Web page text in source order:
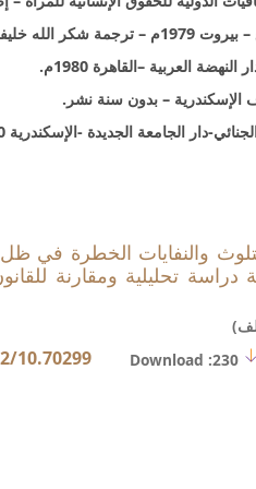
القاضي الجنائي –دراسة مقارنة-
والنفايات الخطرة في
دراسة تحليلية ومقارنة
Download :230
10.70299/hji.i2.2